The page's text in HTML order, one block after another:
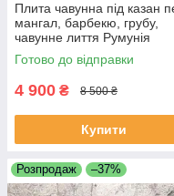
Плита чавунна під казан
мангал, барбекю, грубу,
чавунне лиття Румунія
Готово до відправки
4 900 ₴ 8 500 ₴
Купити
Розпродаж –37%